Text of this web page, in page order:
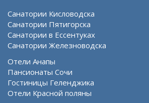
Санатории Кисловодска
Санатории Пятигорска
Санатории в Ессентуках
Санатории Железноводска
Отели Анапы
Пансионаты Сочи
Гостиницы Геленджика
Отели Красной поляны